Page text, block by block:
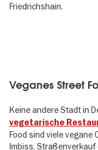
Friedrichshain.
Veganes Street
Keine andere Stadt in
vegetarische
Food sind viele vegane
Imbiss, Straßenverkauf